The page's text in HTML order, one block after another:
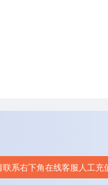
联系右下角在线客服人工充